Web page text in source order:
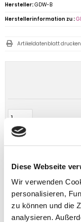
Diese Webseite
Wir verwenden
personalisieren,
zu können und die
analysieren.
Hersteller:GDW-B
Herstellerinformation zu :
Artikeldatenblatt drucken